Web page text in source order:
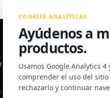
y
derechos
COOKIES ANALÍTICAS
Ayúdenos a
productos.
Usamos Google Analytics
comprender el uso del
rechazarlo y continuar